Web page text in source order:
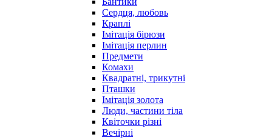
Сердця, любовь
Краплі
Імітація бірюзи
Імітація перлин
Предмети
Комахи
Квадратні, трикутні
Пташки
Імітація золота
Люди, частини тіла
Квіточки різні
Вечірні